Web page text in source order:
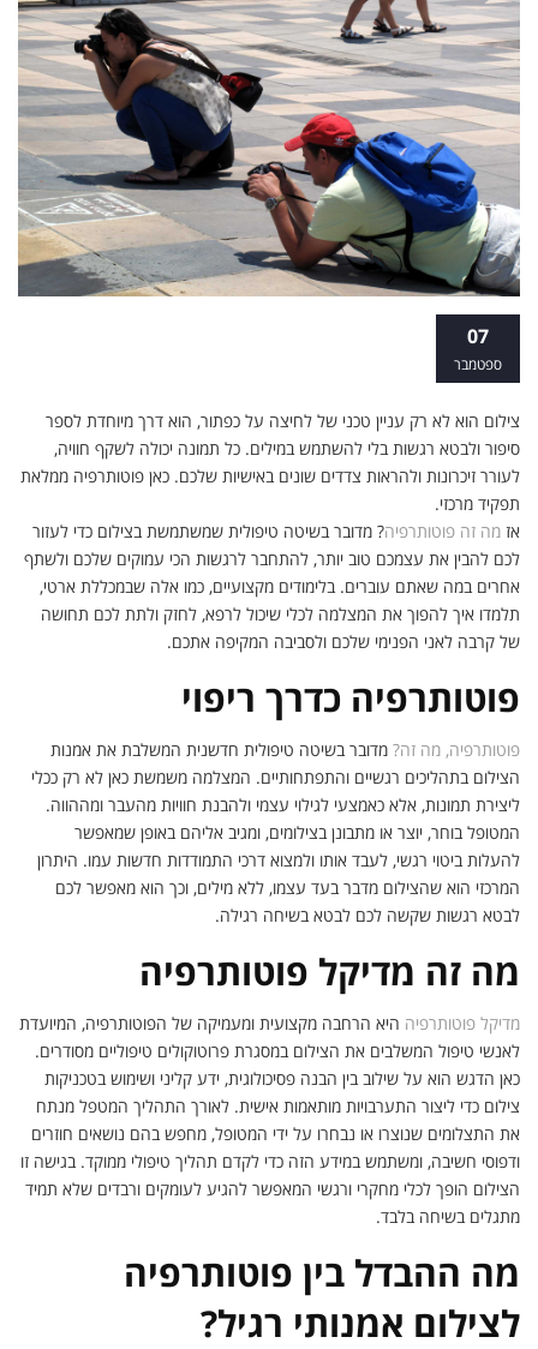
07
ספטמבר
צילום הוא לא רק עניין טכני של לחיצה על כפתור, הוא דרך מיוחדת לספר
סיפור ולבטא רגשות בלי להשתמש במילים. כל תמונה יכולה לשקף חוויה,
לעורר זיכרונות ולהראות צדדים שונים באישיות שלכם. כאן פוטותרפיה ממלאת
תפקיד מרכזי.
אז מה זה פוטותרפיה? מדובר בשיטה טיפולית שמשתמשת בצילום כדי לעזור
לכם להבין את עצמכם טוב יותר, להתחבר לרגשות הכי עמוקים שלכם ולשתף
אחרים במה שאתם עוברים. בלימודים מקצועיים, כמו אלה שבמכללת ארטי,
תלמדו איך להפוך את המצלמה לכלי שיכול לרפא, לחזק ולתת לכם תחושה
של קרבה לאני הפנימי שלכם ולסביבה המקיפה אתכם.
פוטותרפיה כדרך ריפוי
פוטותרפיה, מה זה? מדובר בשיטה טיפולית חדשנית המשלבת את אמנות
הצילום בתהליכים רגשיים והתפתחותיים. המצלמה משמשת כאן לא רק ככלי
ליצירת תמונות, אלא כאמצעי לגילוי עצמי ולהבנת חוויות מהעבר ומההווה.
המטופל בוחר, יוצר או מתבונן בצילומים, ומגיב אליהם באופן שמאפשר
להעלות ביטוי רגשי, לעבד אותו ולמצוא דרכי התמודדות חדשות עמו. היתרון
המרכזי הוא שהצילום מדבר בעד עצמו, ללא מילים, וכך הוא מאפשר לכם
לבטא רגשות שקשה לכם לבטא בשיחה רגילה.
מה זה מדיקל פוטותרפיה
מדיקל פוטותרפיה היא הרחבה מקצועית ומעמיקה של הפוטותרפיה, המיועדת
לאנשי טיפול המשלבים את הצילום במסגרת פרוטוקולים טיפוליים מסודרים.
כאן הדגש הוא על שילוב בין הבנה פסיכולוגית, ידע קליני ושימוש בטכניקות
צילום כדי ליצור התערבויות מותאמות אישית. לאורך התהליך המטפל מנתח
את התצלומים שנוצרו או נבחרו על ידי המטופל, מחפש בהם נושאים חוזרים
ודפוסי חשיבה, ומשתמש במידע הזה כדי לקדם תהליך טיפולי ממוקד. בגישה זו
הצילום הופך לכלי מחקרי ורגשי המאפשר להגיע לעומקים ורבדים שלא תמיד
מתגלים בשיחה בלבד.
מה ההבדל בין פוטותרפיה
לצילום אמנותי רגיל?